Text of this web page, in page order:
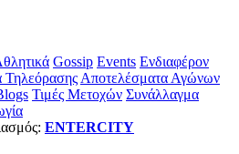
Gossip Events Ενδιαφέρον
Αποτελέσματα Αγώνων
Τιμές Μετοχών Συνάλλαγμα
ENTERCITY